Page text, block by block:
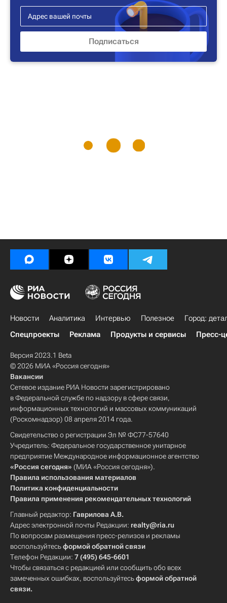
Новости Аналитика Интервью Полезное
Город:
Спецпроекты
Реклама Продукты и сервисы Пресс-
Версия 2023.1 Beta
© 2026 МИА «Россия сегодня»
Вакансии
Сетевое издание РИА Новости зарегистрировано
в Федеральной службе по надзору в сфере связи,
информационных технологий и массовых коммуникаций
(Роскомнадзор) 08 апреля 2014 года.
Свидетельство о регистрации Эл № ФС77-57640
Учредитель: Федеральное государственное унитарное
предприятие Международное информационное агентство
«Россия сегодня» (МИА «Россия сегодня»).
Правила использования материалов
Политика конфиденциальности
Правила применения рекомендательных технологий
Главный редактор: Гаврилова А.В.
Адрес электронной почты Редакции: realty@ria.ru
По вопросам размещения пресс-релизов и рекламы
воспользуйтесьформой обратной связи
Телефон Редакции: 7 (495) 645-6601
Чтобы связаться с редакцией или сообщить обо всех
замеченных ошибках, воспользуйтесьформой обратной
связи.